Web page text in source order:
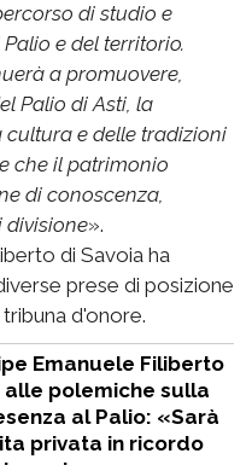
di studio e
e del territorio.
a promuovere,
Palio di Asti, la
e delle tradizioni
che il patrimonio
di conoscenza,
divisione».
di Savoia ha
prese di posizione
d'onore.
Emanuele Filiberto
polemiche sulla
al Palio: «Sarà
privata in ricordo